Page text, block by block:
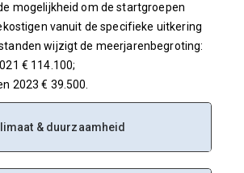
mogelijkheid om de startgroepen
vanuit de specifieke uitkering
wijzigt de meerjarenbegroting:
€ 114.100;
2023 € 39.500.
& duurzaamheid